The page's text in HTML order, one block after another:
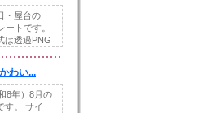
・屋台の
ートです。
は透過PNG
わい...
8年）8月の
す。 サイ